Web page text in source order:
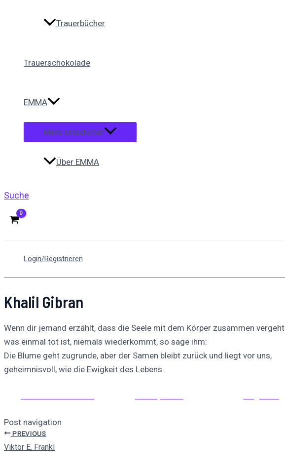
Trauerbücher
Trauerschokolade
EMMA
Menü umschalten
Über EMMA
Suche
Login/Registrieren
Khalil Gibran
Wenn dir jemand erzählt, dass die Seele mit dem Körper zusammen
was einmal tot ist, niemals wiederkommt, so sage ihm:
Die Blume geht zugrunde, aber der Samen bleibt zurück und liegt vor uns,
geheimnisvoll, wie die Ewigkeit des Lebens.
Post navigation
PREVIOUS
Viktor E. Frankl